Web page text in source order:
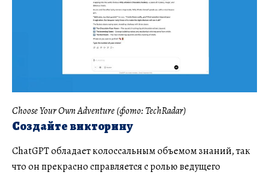
Choose Your Own Adventure (фото: TechRadar)
Создайте викторину
ChatGPT обладает колоссальным объемом знаний, так
что он прекрасно справляется с ролью ведущего